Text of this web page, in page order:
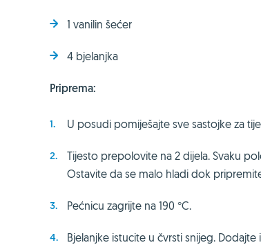
1 vanilin šećer
4 bjelanjka
Priprema:
U posudi pomiješajte sve sastojke za
Tijesto prepolovite na 2 dijela. Svaku
Ostavite da se malo hladi dok
Pećnicu zagrijte na 190 °C.
Bjelanjke istucite u čvrsti snijeg.